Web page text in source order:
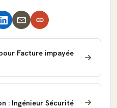
Facture impayée
: Ingénieur Sécurité